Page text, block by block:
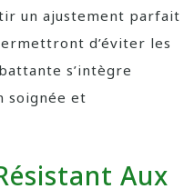
un ajustement parfait
d’éviter les
s’intègre
soignée et
Aux